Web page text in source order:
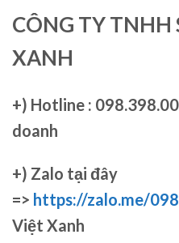
CÔNG TY
XANH
+) Hotline :
doanh
+) Zalo tại đây
=> https://zalo.me/
Việt Xanh